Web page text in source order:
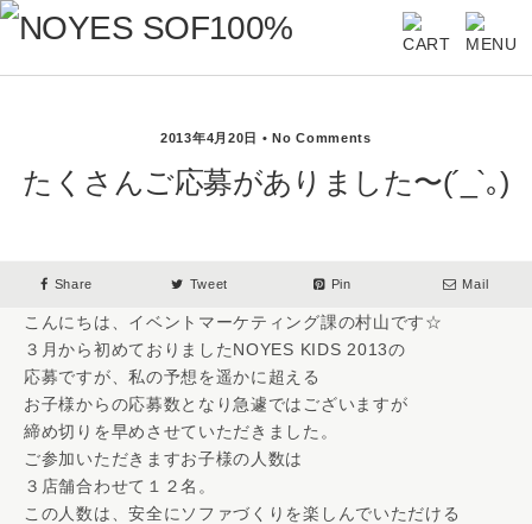
2013年4月20日 • No Comments
たくさんご応募がありました〜(´_`｡)
Share Tweet Pin Mail
こんにちは、イベントマーケティング課の村山です☆
３月から初めておりましたNOYES KIDS 2013の
応募ですが、私の予想を遥かに超える
お子様からの応募数となり急遽ではございますが
締め切りを早めさせていただきました。
ご参加いただきますお子様の人数は
３店舗合わせて１２名。
この人数は、安全にソファづくりを楽しんでいただける